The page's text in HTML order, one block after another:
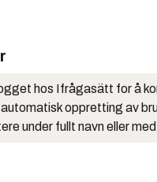
hos Ifrågasätt for å
oppretting av
under fullt navn eller